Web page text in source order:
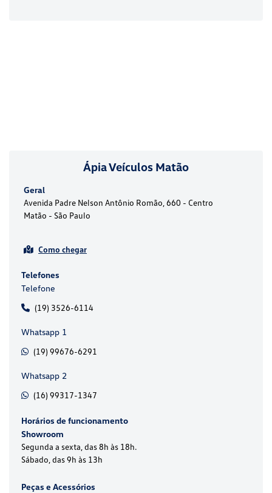
Ápia Veículos Matão
Geral
Avenida Padre Nelson Antônio Romão, 660 - Centro
Matão - São Paulo
Como chegar
Telefones
Telefone
(19) 3526-6114
Whatsapp 1
(19) 99676-6291
Whatsapp 2
(16) 99317-1347
Horários de funcionamento
Showroom
Segunda a sexta, das 8h às 18h.
Sábado, das 9h às 13h
Peças e Acessórios